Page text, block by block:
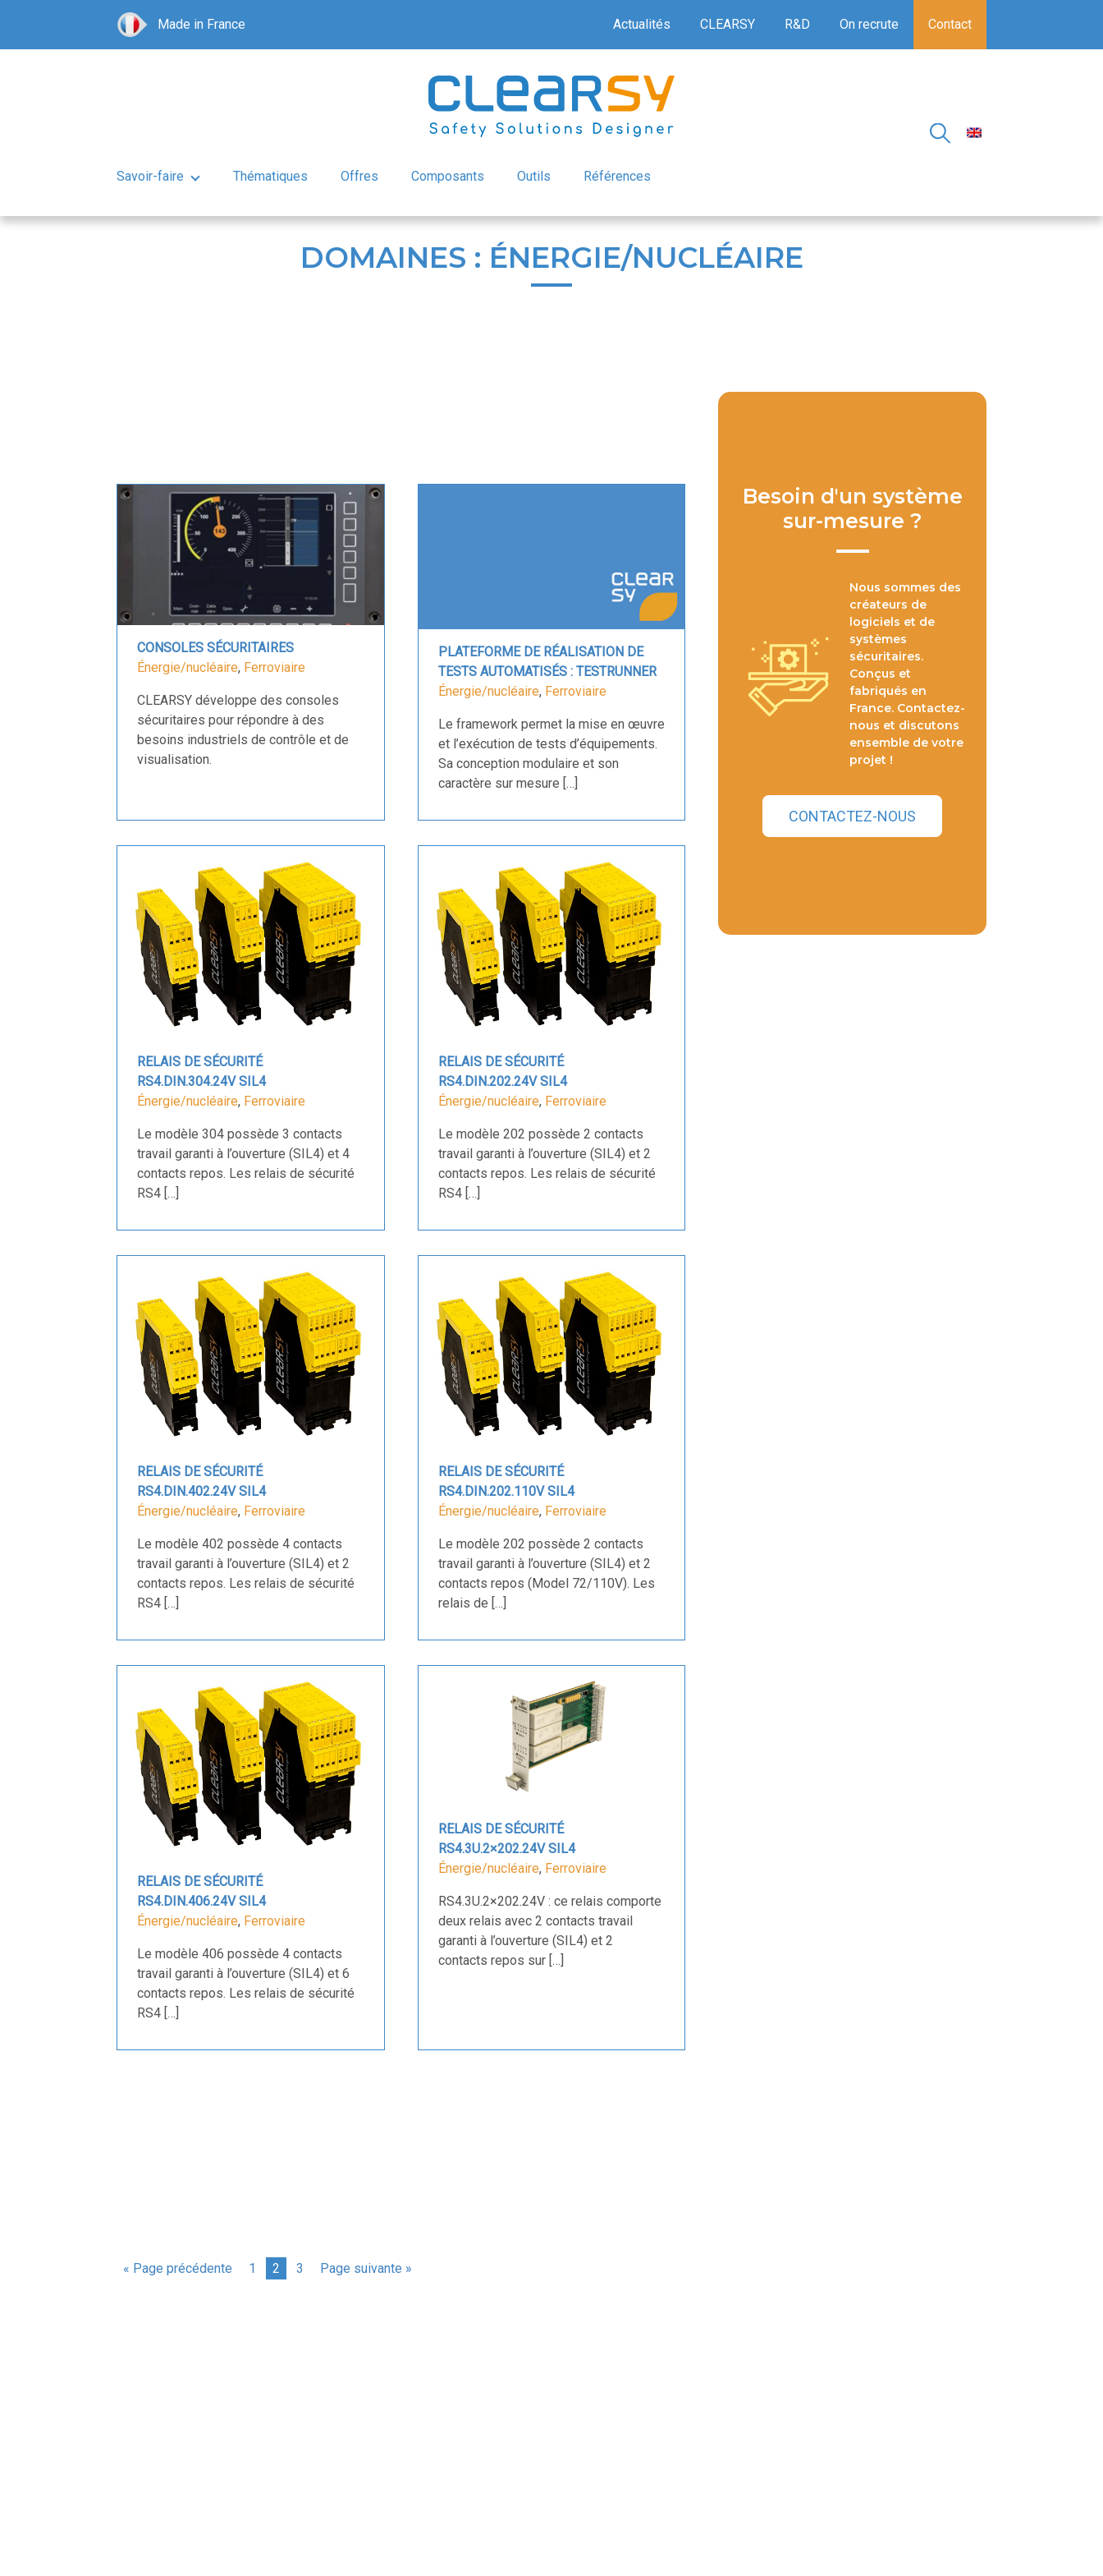
Made in France Actualités CLEARSY R&D On recrute Contact
Savoir-faire Thématiques Offres Composants Outils Références
DOMAINES : ÉNERGIE/NUCLÉAIRE
CONSOLES SÉCURITAIRES
Énergie/nucléaire, Ferroviaire
CLEARSY développe des consoles
sécuritaires pour répondre à des
besoins industriels de contrôle et de
visualisation.
PLATEFORME DE RÉALISATION DE
TESTS AUTOMATISÉS : TESTRUNNER
Énergie/nucléaire, Ferroviaire
Le framework permet la mise en œuvre
et l’exécution de tests d’équipements.
Sa conception modulaire et son
caractère sur mesure […]
RELAIS DE SÉCURITÉ
RS4.DIN.304.24V SIL4
Énergie/nucléaire, Ferroviaire
Le modèle 304 possède 3 contacts
travail garanti à l’ouverture (SIL4) et 4
contacts repos. Les relais de sécurité
RS4 […]
RELAIS DE SÉCURITÉ
RS4.DIN.202.24V SIL4
Énergie/nucléaire, Ferroviaire
Le modèle 202 possède 2 contacts
travail garanti à l’ouverture (SIL4) et 2
contacts repos. Les relais de sécurité
RS4 […]
RELAIS DE SÉCURITÉ
RS4.DIN.402.24V SIL4
Énergie/nucléaire, Ferroviaire
Le modèle 402 possède 4 contacts
travail garanti à l’ouverture (SIL4) et 2
contacts repos. Les relais de sécurité
RS4 […]
RELAIS DE SÉCURITÉ
RS4.DIN.202.110V SIL4
Énergie/nucléaire, Ferroviaire
Le modèle 202 possède 2 contacts
travail garanti à l’ouverture (SIL4) et 2
contacts repos (Model 72/110V). Les
relais de […]
RELAIS DE SÉCURITÉ
RS4.DIN.406.24V SIL4
Énergie/nucléaire, Ferroviaire
Le modèle 406 possède 4 contacts
travail garanti à l’ouverture (SIL4) et 6
contacts repos. Les relais de sécurité
RS4 […]
RELAIS DE SÉCURITÉ
RS4.3U.2×202.24V SIL4
Énergie/nucléaire, Ferroviaire
RS4.3U.2×202.24V : ce relais comporte
deux relais avec 2 contacts travail
garanti à l’ouverture (SIL4) et 2
contacts repos sur […]
Besoin d'un système
sur-mesure ?
Nous sommes des
créateurs de
logiciels et de
systèmes
sécuritaires.
Conçus et
fabriqués en
France. Contactez-
nous et discutons
ensemble de votre
projet !
CONTACTEZ-NOUS
« Page précédente 1 2 3 Page suivante »